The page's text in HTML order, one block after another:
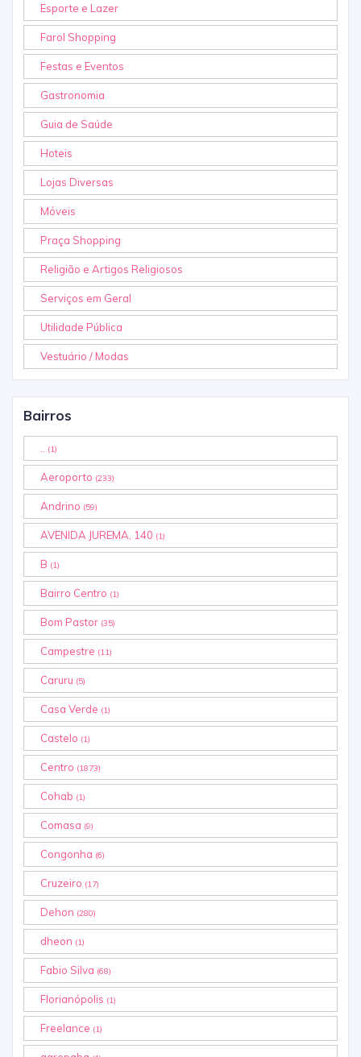
Esporte e Lazer
Farol Shopping
Festas e Eventos
Gastronomia
Guia de Saúde
Hoteis
Lojas Diversas
Móveis
Praça Shopping
Religião e Artigos Religiosos
Serviços em Geral
Utilidade Pública
Vestuário / Modas
Bairros
(1)
Aeroporto (233)
Andrino (59)
AVENIDA JUREMA, 140 (1)
B (1)
Bairro Centro (1)
Bom Pastor (35)
Campestre (11)
Caruru (5)
Casa Verde (1)
Castelo (1)
Centro (1873)
Cohab (1)
Comasa (9)
Congonha (6)
Cruzeiro (17)
Dehon (280)
dheon (1)
Fabio Silva (68)
Florianópolis (1)
Freelance (1)